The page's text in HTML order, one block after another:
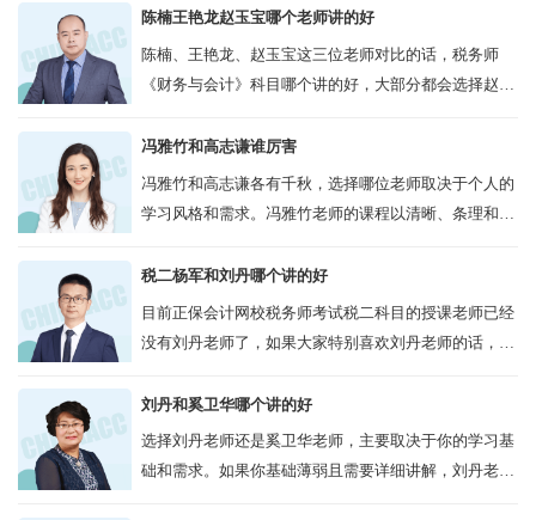
陈楠王艳龙赵玉宝哪个老师讲的好
陈楠、王艳龙、赵玉宝这三位老师对比的话，税务师
《财务与会计》科目哪个讲的好，大部分都会选择赵玉
学员口碑其实都差不多，赵玉宝老师...
冯雅竹和高志谦谁厉害
冯雅竹和高志谦各有千秋，选择哪位老师取决于个人的
学习风格和需求。冯雅竹老师的课程以清晰、条理和好
员；而高志谦老师的课程则以幽默风趣和...
税二杨军和刘丹哪个讲的好
目前正保会计网校税务师考试税二科目的授课老师已经
没有刘丹老师了，如果大家特别喜欢刘丹老师的话，可
老师的，比如杨军老师，也多年从事税务...
刘丹和奚卫华哪个讲的好
选择刘丹老师还是奚卫华老师，主要取决于你的学习基
础和需求。如果你基础薄弱且需要详细讲解，刘丹老师